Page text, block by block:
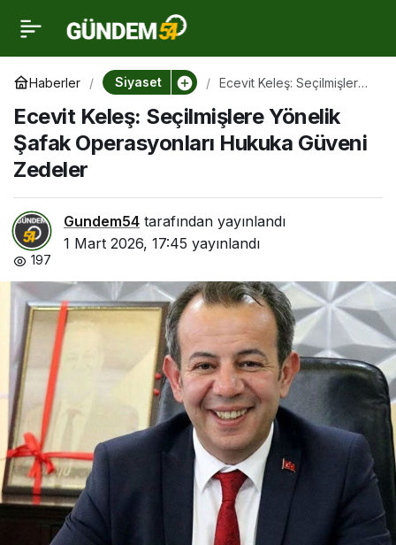
Haberler Siyaset
Ecevit Keleş: Seçilmişlere
Operasyonları Hukuka
Güveni Zedeler
Ecevit Keleş: Seçilmişlere Yönelik
Şafak Operasyonları Hukuka Güveni
Zedeler
Gundem54 tarafından yayınlandı
1 Mart 2026, 17:45 yayınlandı
197
Ecevit Keleş:
Seçilmişlere Yönelik
Şafak Operasyonları
Hukuka Güveni Zedeler